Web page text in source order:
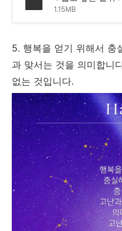
1.15MB
5. 행복을 얻기 위해서 충
과 맞서는 것을 의미합니
없는 것입니다.